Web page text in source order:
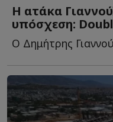
Η ατάκα
υπόσχεση: